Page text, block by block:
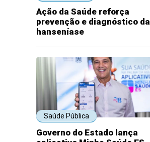
Ação da Saúde reforça
prevenção e diagnóstico da
hanseníase
Saúde Pública
Governo do Estado lança